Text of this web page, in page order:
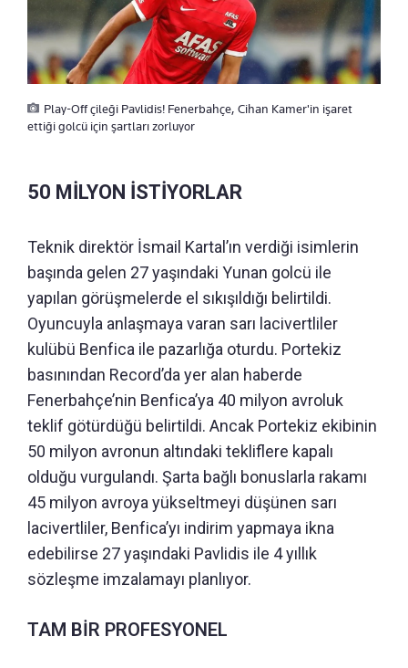
Play-Off çileği Pavlidis! Fenerbahçe, Cihan Kamer'in işaret
ettiği golcü için şartları zorluyor
50 MİLYON İSTİYORLAR
Teknik direktör İsmail Kartal’ın verdiği isimlerin
başında gelen 27 yaşındaki Yunan golcü ile
yapılan görüşmelerde el sıkışıldığı belirtildi.
Oyuncuyla anlaşmaya varan sarı lacivertliler
kulübü Benfica ile pazarlığa oturdu. Portekiz
basınından Record’da yer alan haberde
Fenerbahçe’nin Benfica’ya 40 milyon avroluk
teklif götürdüğü belirtildi. Ancak Portekiz ekibinin
50 milyon avronun altındaki tekliflere kapalı
olduğu vurgulandı. Şarta bağlı bonuslarla rakamı
45 milyon avroya yükseltmeyi düşünen sarı
lacivertliler, Benfica’yı indirim yapmaya ikna
edebilirse 27 yaşındaki Pavlidis ile 4 yıllık
sözleşme imzalamayı planlıyor.
TAM BİR PROFESYONEL